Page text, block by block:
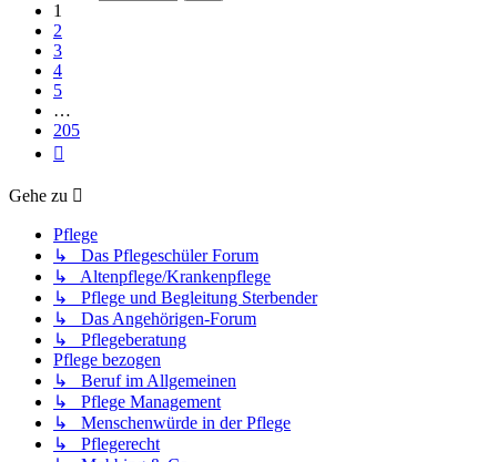
1
2
3
4
5
…
205
Gehe zu
Pflege
↳ Das Pflegeschüler Forum
↳ Altenpflege/Krankenpflege
↳ Pflege und Begleitung Sterbender
↳ Das Angehörigen-Forum
↳ Pflegeberatung
Pflege bezogen
↳ Beruf im Allgemeinen
↳ Pflege Management
↳ Menschenwürde in der Pflege
↳ Pflegerecht